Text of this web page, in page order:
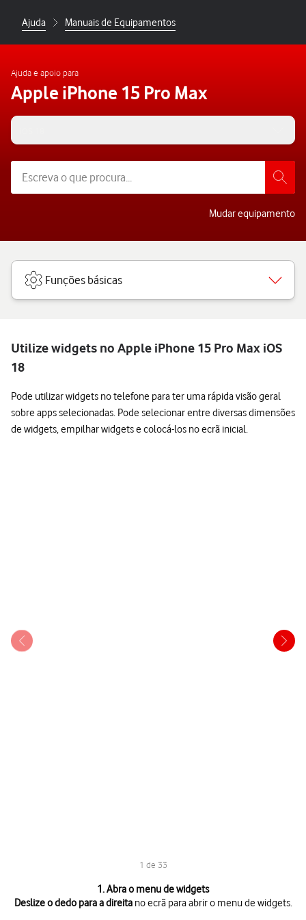
Ajuda Manuais de Equipamentos
Ajuda e apoio para
Apple iPhone 15 Pro Max
Mudar equipamento
Funções básicas
Utilize widgets no Apple iPhone 15 Pro Max iOS
18
Pode utilizar widgets no telefone para ter uma rápida visão geral
sobre apps selecionadas. Pode selecionar entre diversas dimensões
de widgets, empilhar widgets e colocá-los no ecrã inicial.
1 de 33
1. Abra o menu de widgets
Deslize o dedo para a direitano ecrã para abrir o menu de widgets.